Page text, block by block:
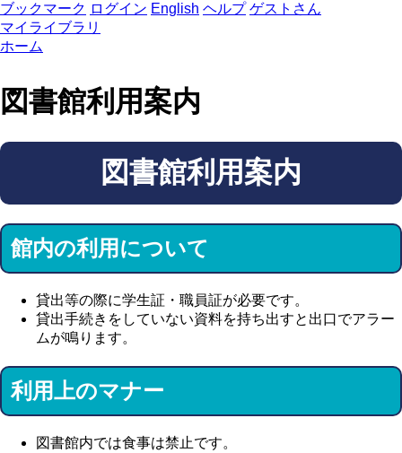
ブックマーク ログイン English ヘルプ ゲストさん
マイライブラリ
ホーム
図書館利用案内
図書館利用案内
館内の利用について
貸出等の際に学生証・職員証が必要です。
貸出手続きをしていない資料を持ち出すと出口でアラー
ムが鳴ります。
利用上のマナー
図書館内では食事は禁止です。